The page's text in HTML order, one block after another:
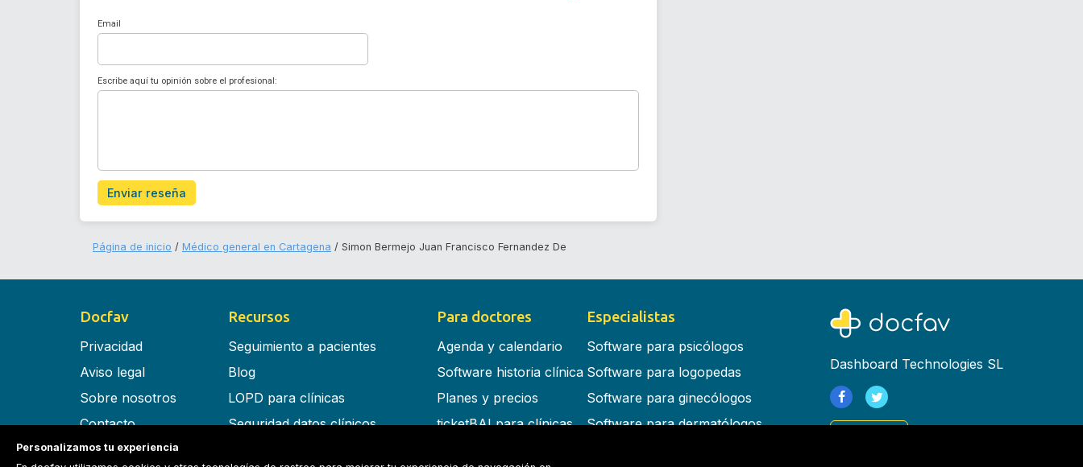
Email
Escribe aquí tu opinión sobre el profesional:
Enviar reseña
Página de inicio Médico general en Cartagena Simon Bermejo Juan Francisco Fernandez De
Docfav
Privacidad
Aviso legal
Sobre nosotros
Contacto
Términos y condiciones
Recursos
Seguimiento a pacientes
Blog
LOPD para clínicas
Seguridad datos clínicos
Para doctores
Agenda y calendario
Software historia clínica
Planes y precios
ticketBAI para clínicas
Especialistas
Software para psicólogos
Software para logopedas
Software para ginecólogos
Software para dermatólogos
Dashboard Technologies SL
Personalizamos tu experiencia